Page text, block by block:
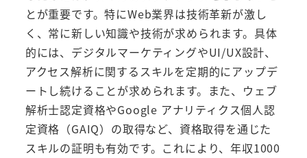
とが重要です。特にWeb業界は技術革新が激し
く、常に新しい知識や技術が求められます。具体
的には、デジタルマーケティングやUI/UX設計、
アクセス解析に関するスキルを定期的にアップデ
ートし続けることが求められます。また、ウェブ
解析士認定資格やGoogle アナリティクス個人認
定資格（GAIQ）の取得など、資格取得を通じた
スキルの証明も有効です。これにより、年収1000